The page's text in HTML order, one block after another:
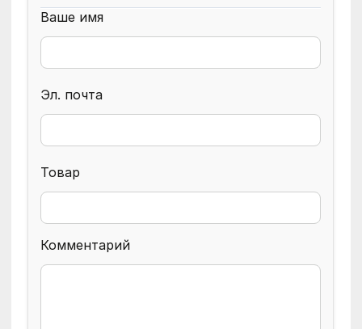
Ваше имя
Эл. почта
Товар
Комментарий